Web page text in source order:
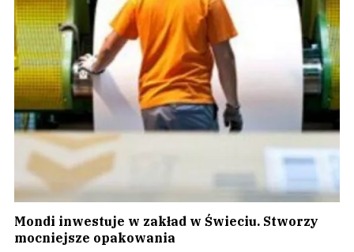
Mondi inwestuje w zakład w Świeciu. Stworzy
mocniejsze opakowania